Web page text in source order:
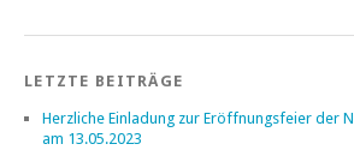
LETZTE BEITRÄGE
Herzliche Einladung zur Eröffnungsfeier der
am 13.05.2023